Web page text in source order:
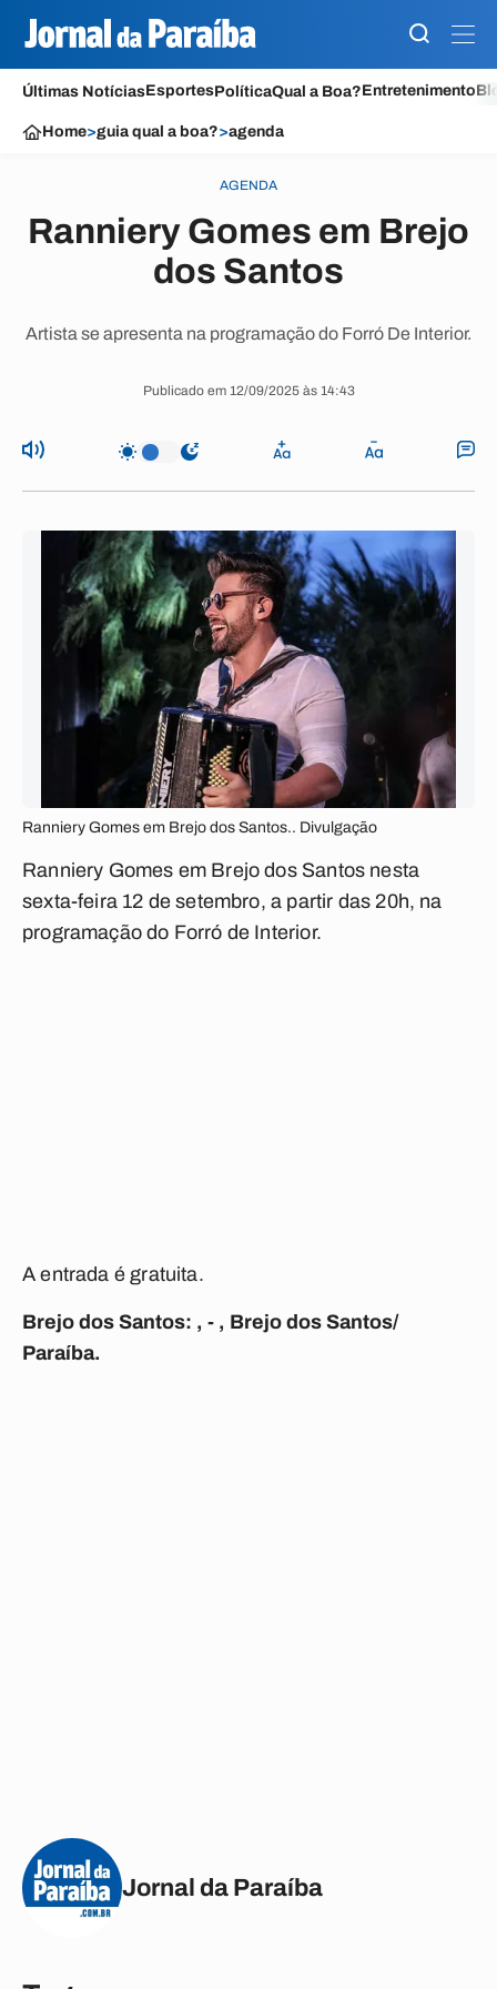
Últimas NotíciasEsportesPolíticaQual a Boa?Entretenimento
Home>guia qual a boa?>agenda
AGENDA
Ranniery Gomes em Brejo
dos Santos
Artista se apresenta na programação do Forró De Interior.
Publicado em 12/09/2025 às 14:43
Ranniery Gomes em Brejo dos Santos.. Divulgação
Ranniery Gomes em Brejo dos Santos nesta
sexta-feira 12 de setembro, a partir das 20h, na
programação do Forró de Interior.
A entrada é gratuita.
Brejo dos Santos: , - , Brejo dos Santos/
Paraíba.
Jornal da Paraíba